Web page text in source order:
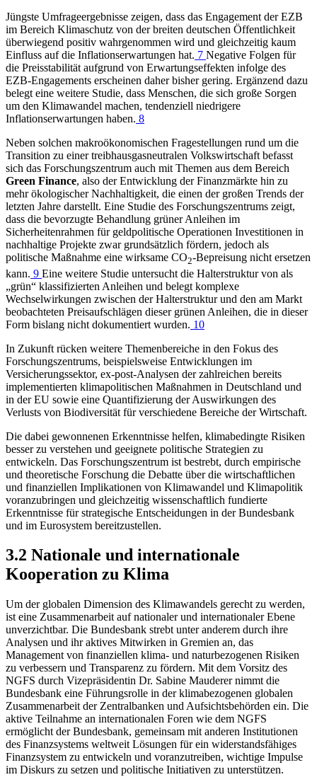
Jüngste Umfrageergebnisse zeigen, dass das Engagement derEZB
im Bereich Klimaschutz von der breiten deutschen Öffentlichkeit
überwiegend positiv wahrgenommen wird und gleichzeitig kaum
Einfluss auf die Inflationserwartungen hat. 7 Negative Folgen für
die Preisstabilität aufgrund von Erwartungseffekten infolge des
EZB-Engagements erscheinen daher bisher gering. Ergänzend dazu
belegt eine weitere Studie, dass Menschen, die sich große Sorgen
um den Klimawandel machen, tendenziell niedrigere
Inflationserwartungen haben. 8
Neben solchen makroökonomischen Fragestellungen rund um die
Transition zu einer treibhausgasneutralen Volkswirtschaft befasst
sich das Forschungszentrum auch mit Themen aus dem Bereich
Green Finance, also der Entwicklung der Finanzmärkte hin zu
mehr ökologischer Nachhaltigkeit, die einen der großen Trends der
letzten Jahre darstellt. Eine Studie des Forschungszentrums zeigt,
dass die bevorzugte Behandlung grüner Anleihen im
Sicherheitenrahmen für geldpolitische Operationen Investitionen in
nachhaltige Projekte zwar grundsätzlich fördern, jedoch als
politische Maßnahme eine wirksame CO2‑Bepreisung nicht ersetzen
kann. 9 Eine weitere Studie untersucht die Halterstruktur von als
„grün“ klassifizierten Anleihen und belegt komplexe
Wechselwirkungen zwischen der Halterstruktur und den am Markt
beobachteten Preisaufschlägen dieser grünen Anleihen, die in dieser
Form bislang nicht dokumentiert wurden. 10
In Zukunft rücken weitere Themenbereiche in den Fokus des
Forschungszentrums, beispielsweise Entwicklungen im
Versicherungssektor, ex-post-Analysen der zahlreichen bereits
implementierten klimapolitischen Maßnahmen in Deutschland und
in derEU sowie eine Quantifizierung der Auswirkungen des
Verlusts von Biodiversität für verschiedene Bereiche der Wirtschaft.
Die dabei gewonnenen Erkenntnisse helfen, klimabedingte Risiken
besser zu verstehen und geeignete politische Strategien zu
entwickeln. Das Forschungszentrum ist bestrebt, durch empirische
und theoretische Forschung die Debatte über die wirtschaftlichen
und finanziellen Implikationen von Klimawandel und Klimapolitik
voranzubringen und gleichzeitig wissenschaftlich fundierte
Erkenntnisse für strategische Entscheidungen in der Bundesbank
und im Eurosystem bereitzustellen.
3.2 Nationale und internationale
Kooperation zu Klima
Um der globalen Dimension des Klimawandels gerecht zu werden,
ist eine Zusammenarbeit auf nationaler und internationaler Ebene
unverzichtbar. Die Bundesbank strebt unter anderem durch ihre
Analysen und ihr aktives Mitwirken in Gremien an, das
Management von finanziellen klima- und naturbezogenen Risiken
zu verbessern und Transparenz zu fördern. Mit dem Vorsitz des
NGFS durch Vizepräsidentin Dr. Sabine Mauderer nimmt die
Bundesbank eine Führungsrolle in der klimabezogenen globalen
Zusammenarbeit der Zentralbanken und Aufsichtsbehörden ein. Die
aktive Teilnahme an internationalen Foren wie dem NGFS
ermöglicht der Bundesbank, gemeinsam mit anderen Institutionen
des Finanzsystems weltweit Lösungen für ein widerstandsfähiges
Finanzsystem zu entwickeln und voranzutreiben, wichtige Impulse
im Diskurs zu setzen und politische Initiativen zu unterstützen.